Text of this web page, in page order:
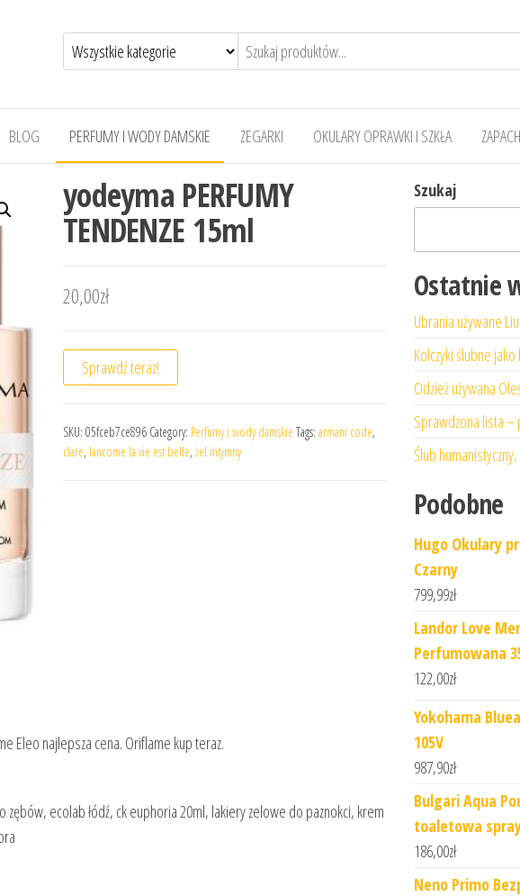
BLOG PERFUMY I WODY DAMSKIE ZEGARKI OKULARY OPRAWKI I SZKŁA
yodeyma PERFUMY
TENDENZE 15ml
20,00zł
Sprawdź teraz!
SKU: 05fceb7ce896 Category: Perfumy i wody damskie Tags: armani code,
clare, lancome la vie est belle, żel intymny
Eleo najlepsza cena. Oriflame kup teraz.
ecolab łódź, ck euphoria 20ml, lakiery zelowe do paznokci, krem
Szukaj
Ostatnie
Ubrania używane
Kolczyki ślubne
Odzież używana
Sprawdzona lista –
Ślub
Podobne
Hugo Okulary
Czarny
799,99zł
Landor Love
Perfumowana
122,00zł
Yokohama
105V
987,90zł
Bulgari Aqua
toaletowa spray
186,00zł
Neno Primo